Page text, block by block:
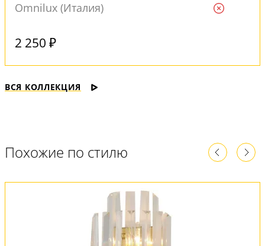
Omnilux (Италия)
2 250 ₽
ВСЯ КОЛЛЕКЦИЯ
Похожие по стилю